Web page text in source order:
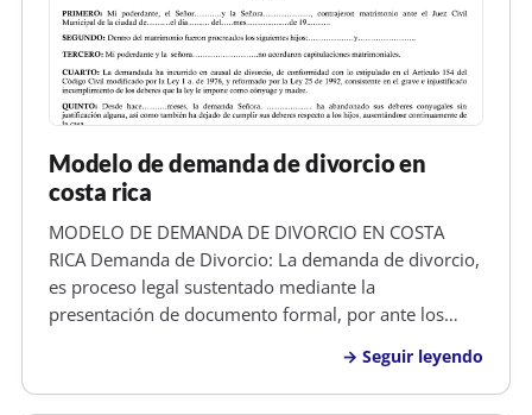
Modelo de demanda de divorcio en
costa rica
MODELO DE DEMANDA DE DIVORCIO EN COSTA
RICA Demanda de Divorcio: La demanda de divorcio,
es proceso legal sustentado mediante la
presentación de documento formal, por ante los
en el cual uno de los esposos, solicita a un Juez que
se abra un juicio para determinar si su…
Seguir leyendo